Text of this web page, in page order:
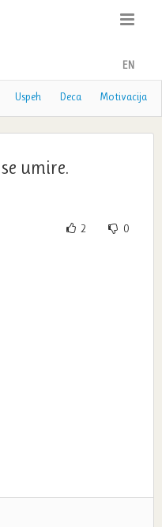
EN
Uspeh Deca Motivacija
umire.
2 0